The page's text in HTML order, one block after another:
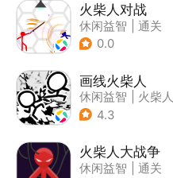
火柴人对战
休闲益智
通关
| 火柴人
0.0
画线火柴人
休闲益智
火柴人
| DIY
4.3
火柴人大战争
休闲益智
通关